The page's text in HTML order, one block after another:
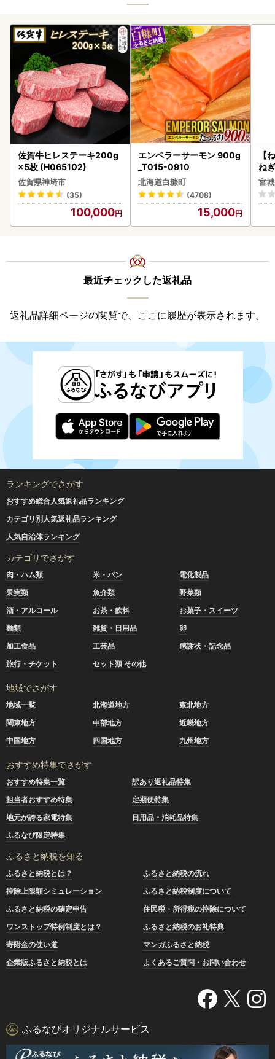
佐賀牛ヒレステーキ200g
×5枚 (H065102)
佐賀県神埼市
(35)
100,000
エンペラーサーモン 900g
_T015-0910
北海道白糠町
(4708)
15,000
【
ね
宮
最近チェックした返礼品
返礼品詳細ページの閲覧で、ここに履歴が表示されます。
ランキングでさがす
おすすめ総合人気返礼品ランキング
カテゴリ別人気返礼品ランキング
人気自治体ランキング
カテゴリでさがす
肉・ハム類 米・パン
電化製品
果実類
魚介類
野菜類
酒・アルコール
お茶・飲料
お菓子・スイーツ
麺類
雑貨・日用品
卵
加工食品
工芸品
感謝状・記念品
旅行・チケット
セット類 その他
地域でさがす
地域一覧 北海道地方
東北地方
関東地方
中部地方
近畿地方
中国地方
四国地方 九州地方
おすすめ特集でさがす
おすすめ特集一覧
訳あり返礼品特集
担当者おすすめ特集
定期便特集
地元が誇る家電特集
日用品・消耗品特集
ふるなび限定特集
ふるさと納税を知る
ふるさと納税とは？
ふるさと納税の流れ
控除上限額シミュレーション
ふるさと納税制度について
ふるさと納税の確定申告
住民税・所得税の控除について
ワンストップ特例制度とは？
ふるさと納税のお礼特典
寄附金の使い道
マンガふるさと納税
企業版ふるさと納税とは
よくあるご質問・お問い合わせ
ふるなびオリジナルサービス